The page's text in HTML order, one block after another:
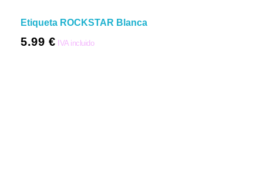
Etiqueta ROCKSTAR Blanca
5.99 € IVA incluido